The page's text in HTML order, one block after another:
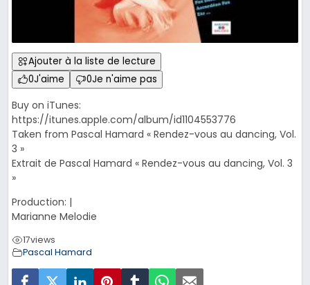
Ajouter à la liste de lecture
0J'aime 0Je n'aime pas
Buy on iTunes:
https://itunes.apple.com/album/id1104553776
Taken from Pascal Hamard « Rendez-vous au dancing, Vol.
3 »
Extrait de Pascal Hamard « Rendez-vous au dancing, Vol. 3
»
Production: |
Marianne Melodie
17views
Pascal Hamard